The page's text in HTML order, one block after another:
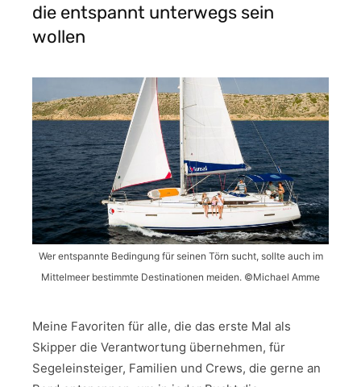
die entspannt unterwegs sein
wollen
Wer entspannte Bedingung für seinen Törn sucht, sollte auch im
Mittelmeer bestimmte Destinationen meiden. ©Michael Amme
Meine Favoriten für alle, die das erste Mal als
Skipper die Verantwortung übernehmen, für
Segeleinsteiger, Familien und Crews, die gerne an